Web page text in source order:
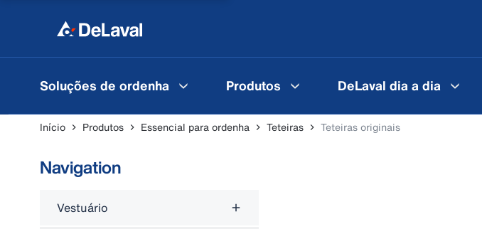
Soluções de ordenha Produtos DeLaval dia a dia
Início Produtos Essencial para ordenha Teteiras Teteiras originais
Navigation
Vestuário